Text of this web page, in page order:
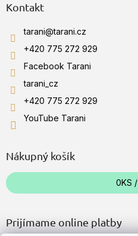
Kontakt
tarani@tarani.cz
+420 775 272 929
Facebook Tarani
tarani_cz
+420 775 272 929
YouTube Tarani
Nákupný košík
0KS /
Prijímame online platby